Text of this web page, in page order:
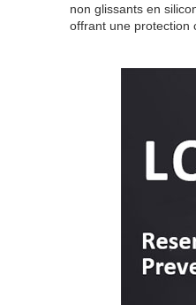
non glissants en
offrant une protection